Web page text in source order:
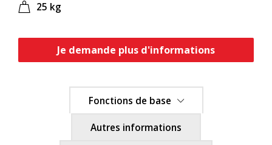
25 kg
Je demande plus d'informations
Fonctions de base
Autres informations